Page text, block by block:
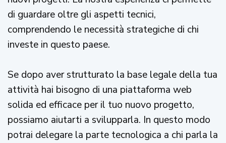
di guardare oltre gli aspetti tecnici,
comprendendo le necessità strategiche di chi
investe in questo paese.
Se dopo aver strutturato la base legale della tua
attività hai bisogno di una piattaforma web
solida ed efficace per il tuo nuovo progetto,
possiamo aiutarti a svilupparla. In questo modo
potrai delegare la parte tecnologica a chi parla la